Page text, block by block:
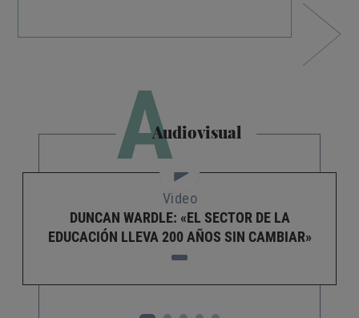
AAudiovisual
Video
DUNCAN WARDLE: «EL SECTOR DE LA
EDUCACIÓN LLEVA 200 AÑOS SIN CAMBIAR»